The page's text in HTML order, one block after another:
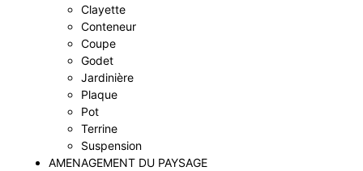
Clayette
Conteneur
Coupe
Godet
Jardinière
Plaque
Pot
Terrine
Suspension
AMENAGEMENT DU PAYSAGE